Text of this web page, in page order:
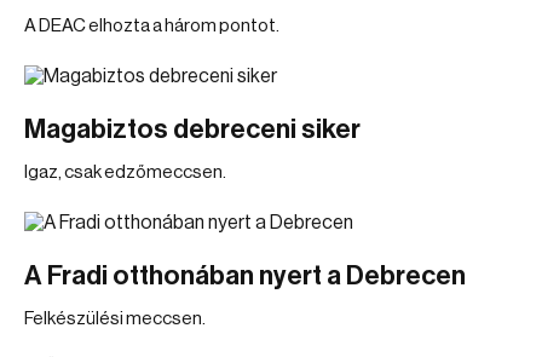
A DEAC elhozta a három pontot.
Magabiztos debreceni siker
Igaz, csak edzőmeccsen.
A Fradi otthonában nyert a Debrecen
Felkészülési meccsen.